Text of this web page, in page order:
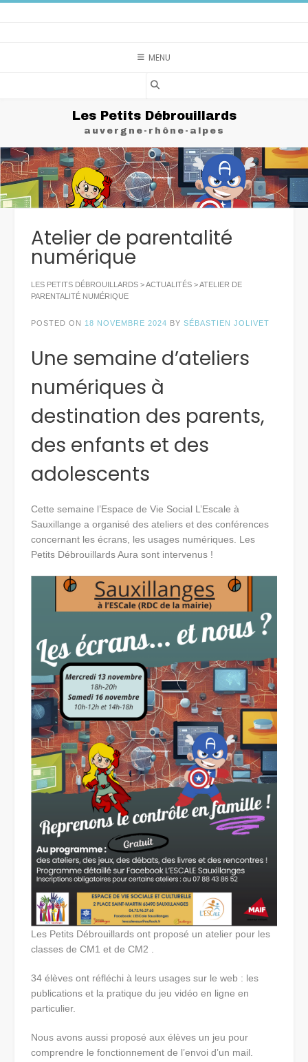
MENU
Les Petits Débrouillards
auvergne-rhône-alpes
Atelier de parentalité
numérique
LES PETITS DÉBROUILLARDS >ACTUALITÉS >ATELIER DE
PARENTALITÉ NUMÉRIQUE
POSTED ON 18 NOVEMBRE 2024 BY SÉBASTIEN JOLIVET
Une semaine d’ateliers
numériques à
destination des parents,
des enfants et des
adolescents
Cette semaine l’Espace de Vie Social L’Escale à
Sauxillange a organisé des ateliers et des conférences
concernant les écrans, les usages numériques. Les
Petits Débrouillards Aura sont intervenus !
Les Petits Débrouillards ont proposé un atelier pour les
classes de CM1 et de CM2 .
34 élèves ont réfléchi à leurs usages sur le web : les
publications et la pratique du jeu vidéo en ligne en
particulier.
Nous avons aussi proposé aux élèves un jeu pour
comprendre le fonctionnement de l’envoi d’un mail.